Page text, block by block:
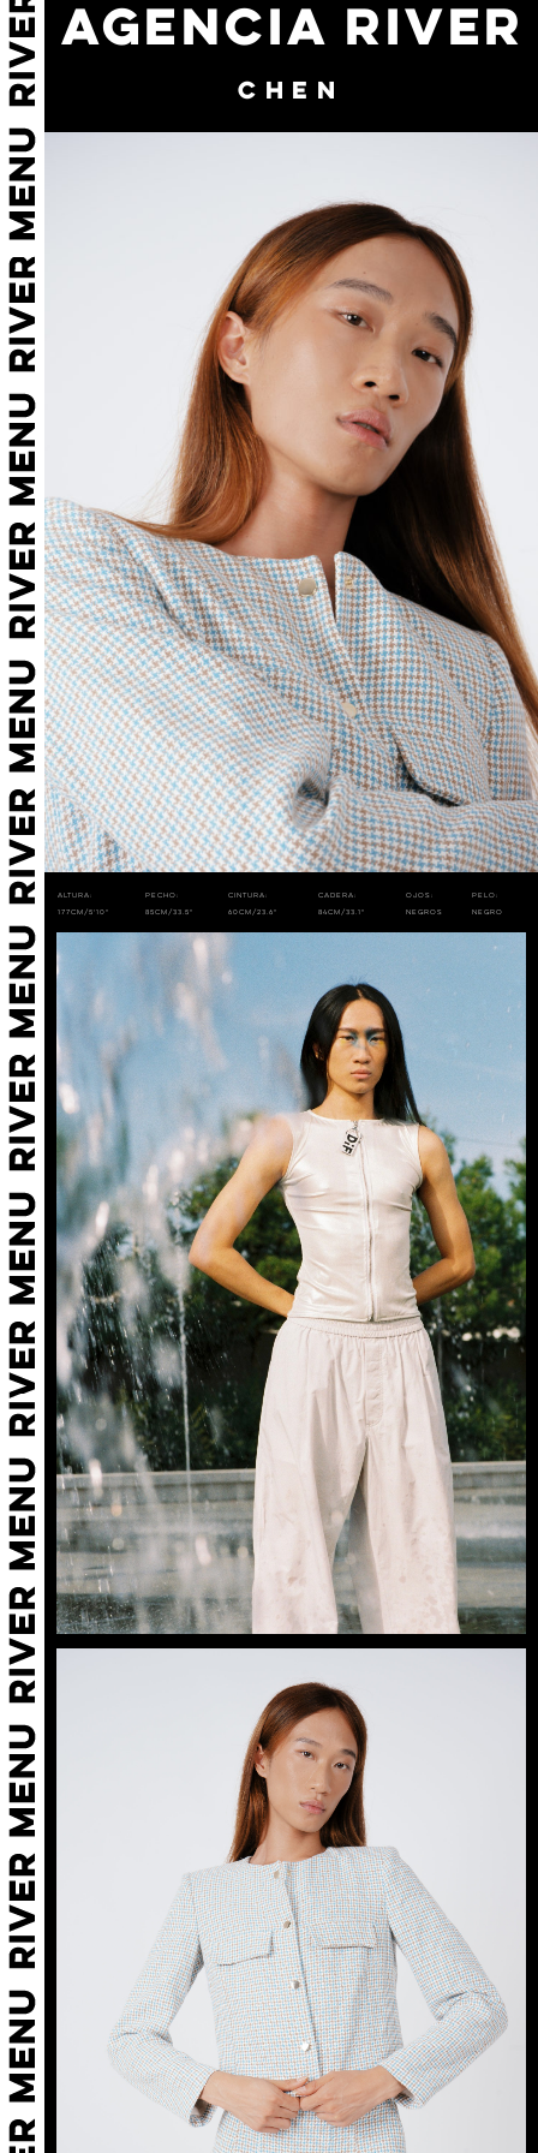
AGENCIA RIVER
CHEN
Altura:
177cm/5'10"
Pecho:
85cm/33.5"
Cintura:
60cm/23.6"
Cadera:
84cm/33.1"
Ojos:
Negros
Pelo:
Negro